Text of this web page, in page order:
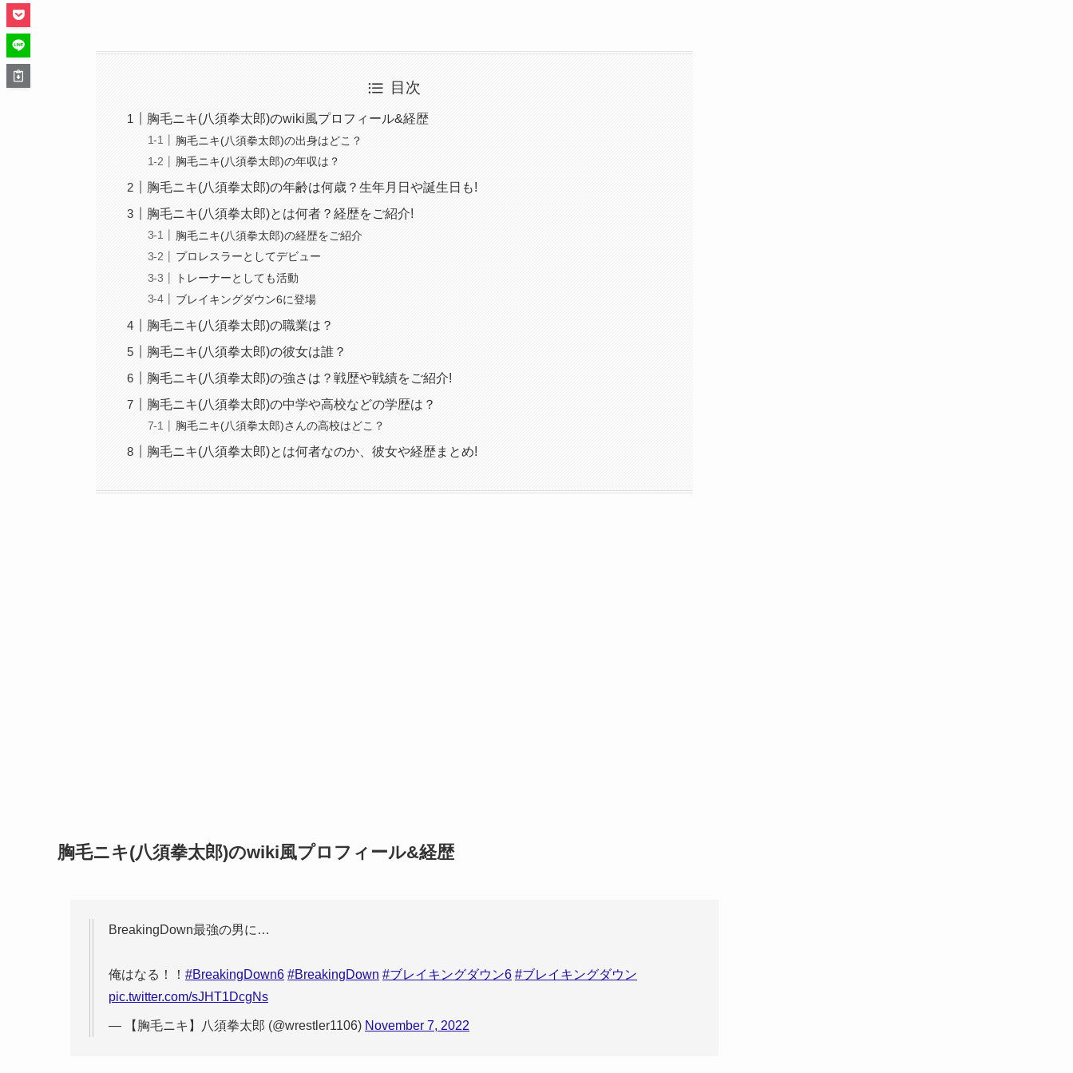
目次
胸毛ニキ(八須拳太郎)のwiki風プロフィール&経歴
胸毛ニキ(八須拳太郎)の出身はどこ？
胸毛ニキ(八須拳太郎)の年収は？
胸毛ニキ(八須拳太郎)の年齢は何歳？生年月日や誕生日も!
胸毛ニキ(八須拳太郎)とは何者？経歴をご紹介!
胸毛ニキ(八須拳太郎)の経歴をご紹介
プロレスラーとしてデビュー
トレーナーとしても活動
ブレイキングダウン6に登場
胸毛ニキ(八須拳太郎)の職業は？
胸毛ニキ(八須拳太郎)の彼女は誰？
胸毛ニキ(八須拳太郎)の強さは？戦歴や戦績をご紹介!
胸毛ニキ(八須拳太郎)の中学や高校などの学歴は？
胸毛ニキ(八須拳太郎)さんの高校はどこ？
胸毛ニキ(八須拳太郎)とは何者なのか、彼女や経歴まとめ!
胸毛ニキ(八須拳太郎)のwiki風プロフィール&経歴
BreakingDown最強の男に…
俺はなる！！ #BreakingDown6 #BreakingDown #ブレイキングダウン6 #ブレイキングダウン
pic.twitter.com/sJHT1DcgNs
— 【胸毛ニキ】八須拳太郎 (@wrestler1106) November 7, 2022